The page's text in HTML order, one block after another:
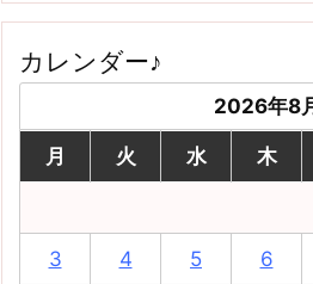
カレンダー♪
2026年8
月 火 水 木
3 4 5 6